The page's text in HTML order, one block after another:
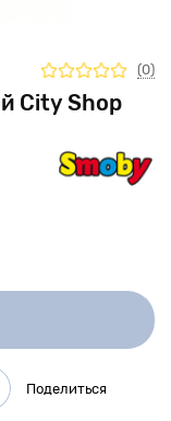
City Shop
(0)